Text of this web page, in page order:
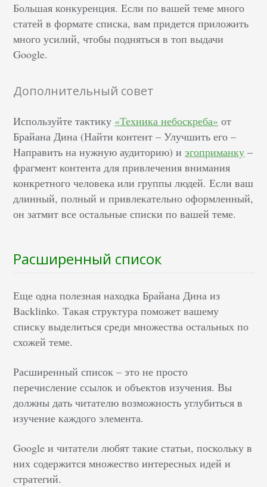
Большая конкуренция. Если по вашей теме много
статей в формате списка, вам придется приложить
много усилий, чтобы подняться в топ выдачи
Google.
Дополнительный совет
Используйте тактику «Техника небоскреба» от
Брайана Дина (Найти контент – Улучшить его –
Направить на нужную аудиторию) иэгоприманку –
фрагмент контента для привлечения внимания
конкретного человека или группы людей. Если ваш
длинный, полный и привлекательно оформленный,
он затмит все остальные списки по вашей теме.
Расширенный список
Еще одна полезная находка Брайана Дина из
Backlinko. Такая структура поможет вашему
списку выделиться среди множества остальных по
схожей теме.
Расширенный список – это не просто
перечисление ссылок и объектов изучения. Вы
должны дать читателю возможность углубиться в
изучение каждого элемента.
Google и читатели любят такие статьи, поскольку в
них содержится множество интересных идей и
стратегий.